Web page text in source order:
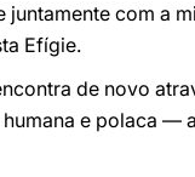
com a
Efígie.
de novo
e polaca —